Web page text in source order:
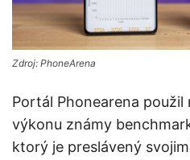
Zdroj: PhoneArena
Portál Phonearena
výkonu známy
ktorý je preslávený